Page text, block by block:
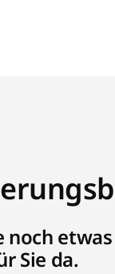
Sie da.